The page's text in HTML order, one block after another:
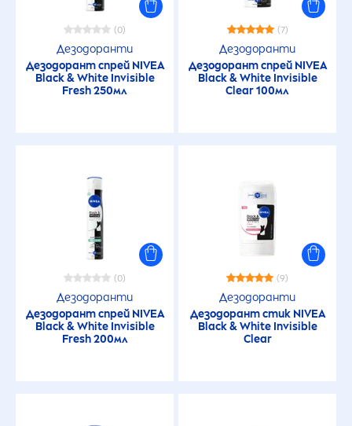
(0)
Дезодоранти
Дезодорант спрей NIVEA
Black&WhiteInvisible
Fresh250мл
(7)
Дезодоранти
Дезодорант спрей NIVEA
Black&WhiteInvisible
Clear 100мл
(0)
Дезодоранти
Дезодорант спрей NIVEA
Black&WhiteInvisible
Fresh200мл
(9)
Дезодоранти
Дезодорант стик NIVEA
Black&WhiteInvisible
Clear